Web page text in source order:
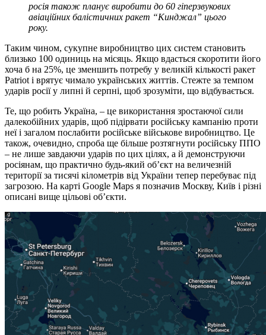
росія також планує виробити до 60 гіперзвукових
авіаційних балістичних ракет “Кинджал” цього
року.
Таким чином, сукупне виробництво цих систем становить
близько 100 одиниць на місяць. Якщо вдасться скоротити його
хоча б на 25%, це зменшить потребу у великій кількості ракет
Patriot і врятує чимало українських життів. Стежте за темпом
ударів росії у липні й серпні, щоб зрозуміти, що відбувається.
Те, що робить Україна, – це використання зростаючої сили
далекобійних ударів, щоб підірвати російську кампанію проти
неї і загалом послабити російське військове виробництво. Це
також, очевидно, спроба ще більше розтягнути російську ППО
– не лише завдаючи ударів по цих цілях, а й демонструючи
росіянам, що практично будь-який об’єкт на величезній
території за тисячі кілометрів від України тепер перебуває під
загрозою. На карті Google Maps я позначив Москву, Київ і різні
описані вище цільові об’єкти.